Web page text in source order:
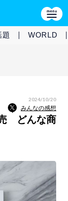
題 WORLD
2024/10/20
みんなの感想
どんな商